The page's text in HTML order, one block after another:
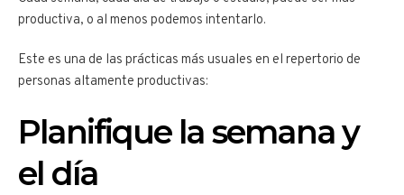
productiva, o al menos podemos intentarlo.
Este es una de las prácticas más usuales en el repertorio de
personas altamente productivas:
Planifique la semana y
el día